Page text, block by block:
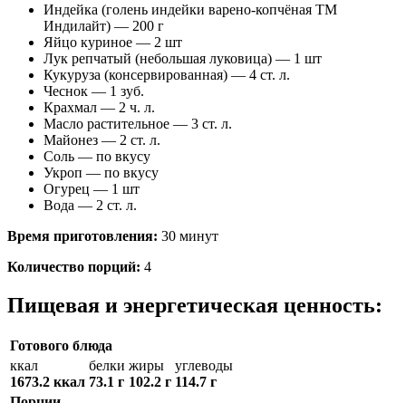
Индейка (голень индейки варено-копчёная ТМ
Индилайт) — 200 г
Яйцо куриное — 2 шт
Лук репчатый (небольшая луковица) — 1 шт
Кукуруза (консервированная) — 4 ст. л.
Чеснок — 1 зуб.
Крахмал — 2 ч. л.
Масло растительное — 3 ст. л.
Майонез — 2 ст. л.
Соль — по вкусу
Укроп — по вкусу
Огурец — 1 шт
Вода — 2 ст. л.
Время приготовления: 30 минут
Количество порций: 4
Пищевая и энергетическая ценность:
Готового блюда
ккал
1673.2 ккал
белки
73.1 г
жиры
102.2 г
углеводы
114.7 г